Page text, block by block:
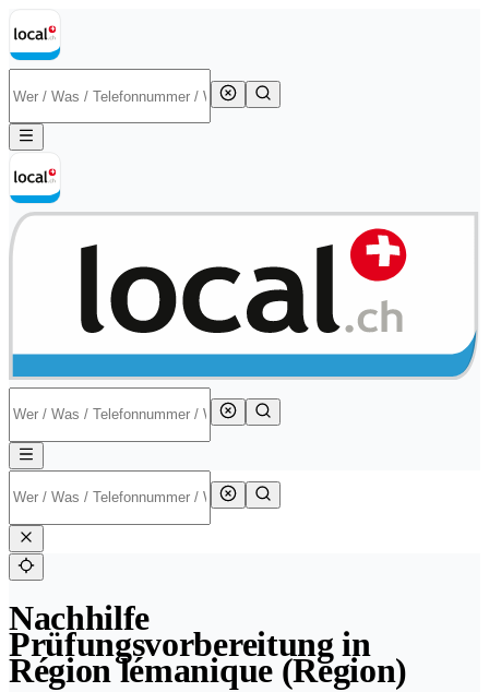
Nachhilfe
Prüfungsvorbereitung in
Région lémanique (Region)